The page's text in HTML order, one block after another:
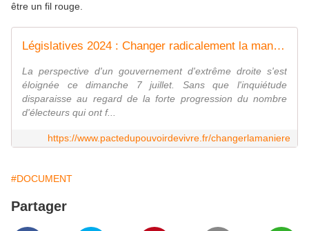
être un fil rouge.
Législatives 2024 : Changer radicalement la manière d'exercer les responsabilités politiques
La perspective d'un gouvernement d'extrême droite s'est
éloignée ce dimanche 7 juillet. Sans que l'inquiétude
disparaisse au regard de la forte progression du nombre
d'électeurs qui ont f...
https://www.pactedupouvoirdevivre.fr/changerlamaniere
#DOCUMENT
Partager